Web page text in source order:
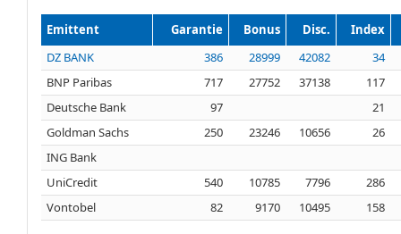
Emittent Garantie Bonus Disc.
Index
DZ BANK
386 28999 42082
34
BNP Paribas
717 27752 37138
117
Deutsche Bank
97
21
Goldman Sachs
250 23246 10656
26
ING Bank
UniCredit
540 10785 7796
286
Vontobel
82 9170 10495 158